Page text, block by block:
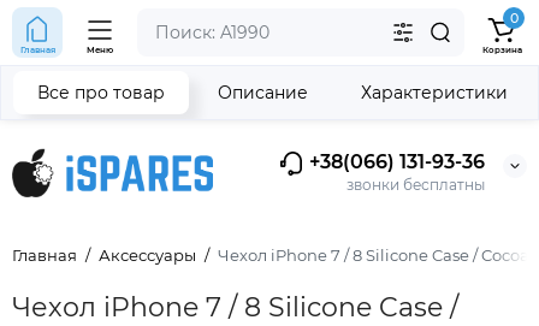
+38(066) 131-93-36
звонки бесплатны
Главная Меню
0
Корзина
Главная Аксессуары Чехол iPhone 7 / 8 Silicone Case / Cocoa
Чехол iPhone 7 / 8 Silicone Case /
Все про товар Описание Характеристики